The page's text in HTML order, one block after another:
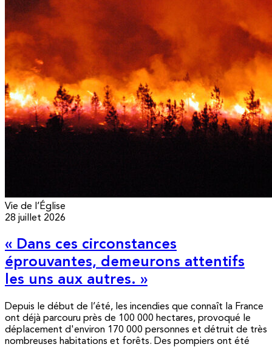
Vie de l’Église
28 juillet 2026
« Dans ces circonstances
éprouvantes, demeurons attentifs
les uns aux autres. »
Depuis le début de l’été, les incendies que connaît la France
ont déjà parcouru près de 100 000 hectares, provoqué le
déplacement d'environ 170 000 personnes et détruit de très
nombreuses habitations et forêts. Des pompiers ont été